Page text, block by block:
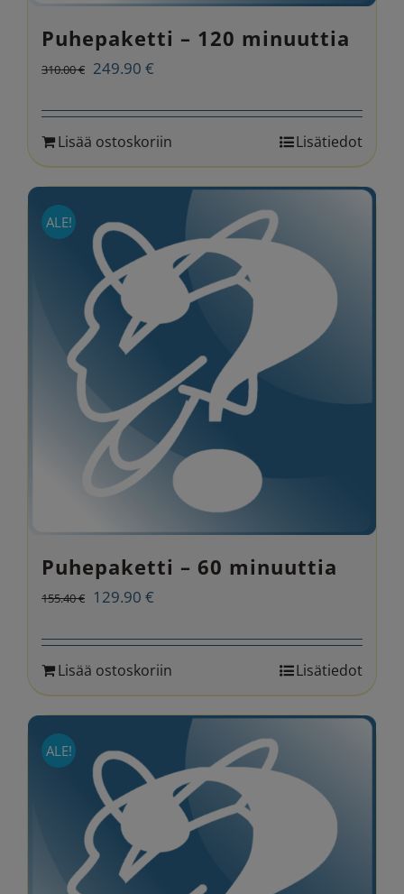
Puhepaketti – 120 minuuttia
310.00€ Alkuperäinen
310.00 €.
249.90 €
on:
249.90 €.
Lisää ostoskoriin Lisätiedot
ALE!
Puhepaketti – 60 minuuttia
155.40€
Alkuperäinen
155.40 €.
129.90 €
on:
129.90 €.
Lisää ostoskoriin Lisätiedot
ALE!